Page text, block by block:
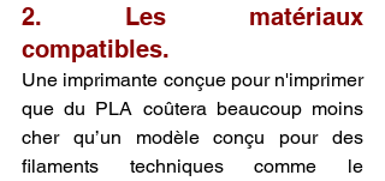
2. Les matériaux
compatibles.
Une imprimante conçue pour n'imprimer
que du PLA coûtera beaucoup moins
cher qu’un modèle conçu pour des
filaments techniques comme le